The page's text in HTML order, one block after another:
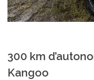
300 km
Kangoo